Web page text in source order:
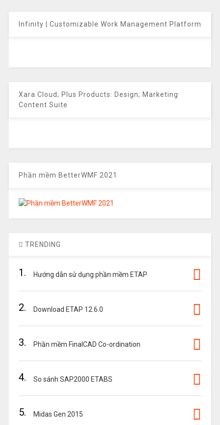
Infinity | Customizable Work Management Platform
Xara Cloud; Plus Products: Design; Marketing
Content Suite
Phần mềm BetterWMF 2021
TRENDING
1. Hướng dẫn sử dụng phần mềm ETAP
2. Download ETAP 12.6.0
3. Phần mềm FinalCAD Co-ordination
4. So sánh SAP2000 ETABS
5. Midas Gen 2015